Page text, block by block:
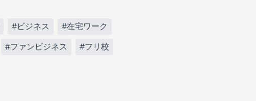
#ビジネス #在宅ワーク
#ファンビジネス #フリ校